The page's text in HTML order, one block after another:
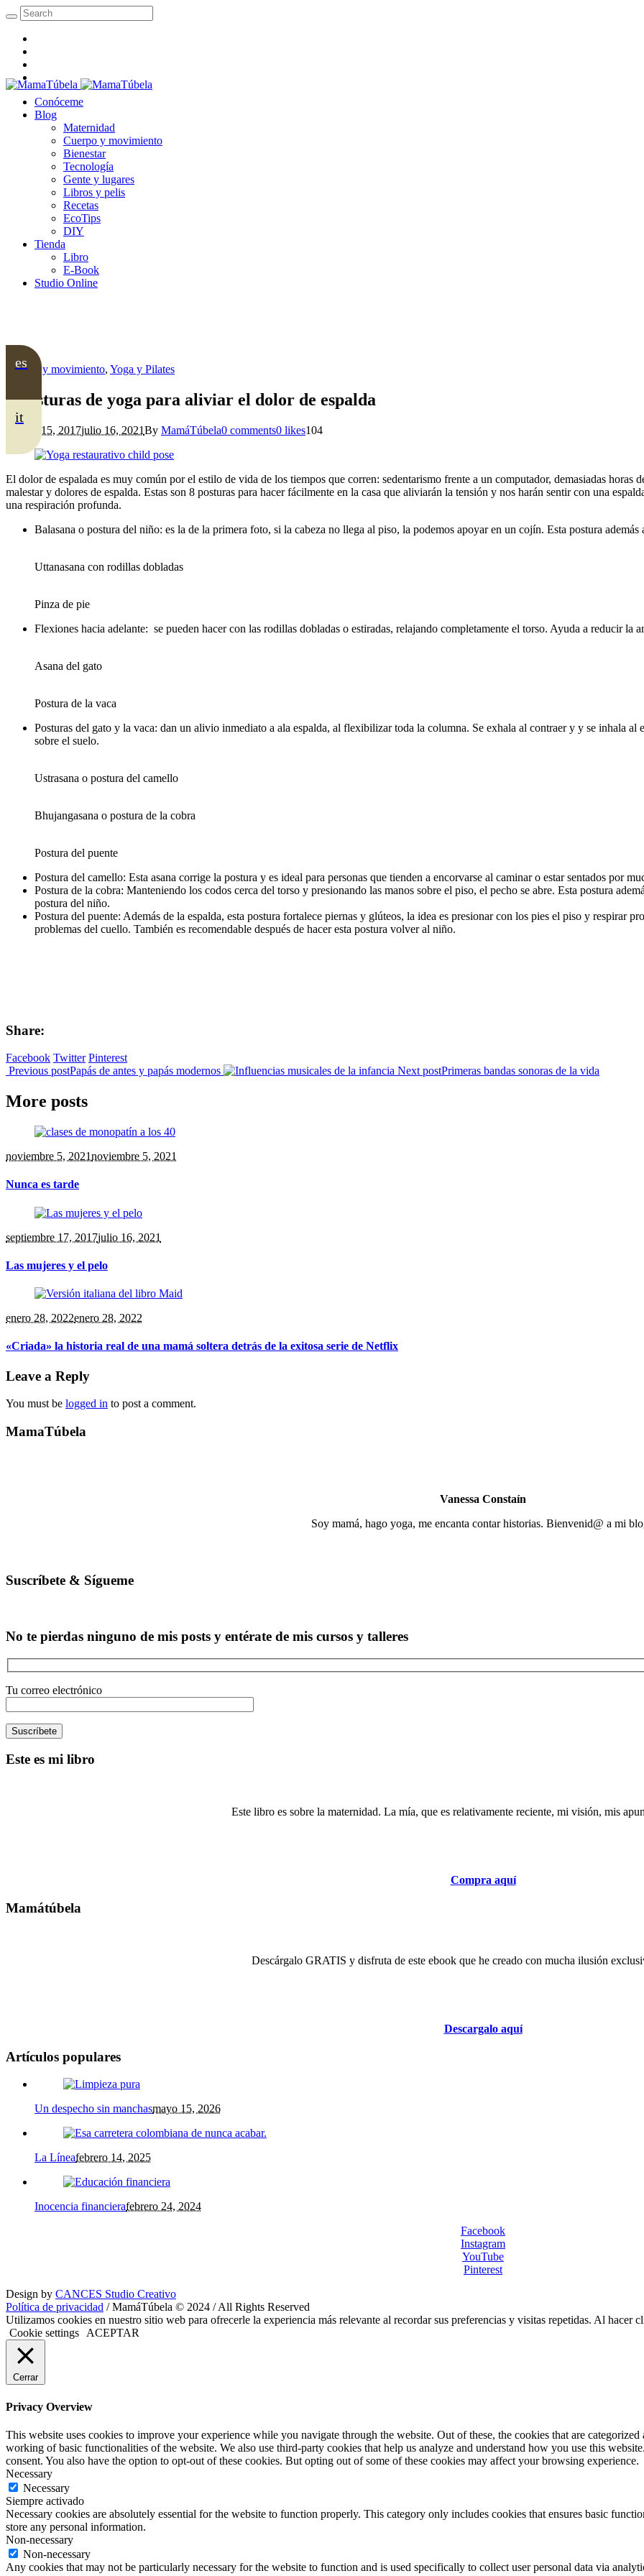
es
it
Conóceme
Blog
Maternidad
Cuerpo y movimiento
Bienestar
Tecnología
Gente y lugares
Libros y pelis
Recetas
EcoTips
DIY
Tienda
Libro
E-Book
Studio Online
Cuerpo y movimiento, Yoga y Pilates
8 posturas de yoga para aliviar el dolor de espalda
febrero 15, 2017julio 16, 2021By MamáTúbela0 comments0 likes104
El dolor de espalada es muy común por el estilo de vida de los tiempos que corren: sedentarismo frente a un computador, demasiadas horas
malestar y dolores de espalda. Estas son 8 posturas para hacer fácilmente en la casa que aliviarán la tensión y nos harán sentir con una
una respiración profunda.
Balasana o postura del niño: es la de la primera foto, si la cabeza no llega al piso, la podemos apoyar en un cojín. Esta postura además
Uttanasana con rodillas dobladas
Pinza de pie
Flexiones hacia adelante: se pueden hacer con las rodillas dobladas o estiradas, relajando completamente el torso. Ayuda a reducir la
Asana del gato
Postura de la vaca
Posturas del gato y la vaca: dan un alivio inmediato a ala espalda, al flexibilizar toda la columna. Se exhala al contraer y y se inhala
sobre el suelo.
Ustrasana o postura del camello
Bhujangasana o postura de la cobra
Postura del puente
Postura del camello: Esta asana corrige la postura y es ideal para personas que tienden a encorvarse al caminar o estar sentados por
Postura de la cobra: Manteniendo los codos cerca del torso y presionando las manos sobre el piso, el pecho se abre. Esta postura
postura del niño.
Postura del puente: Además de la espalda, esta postura fortalece piernas y glúteos, la idea es presionar con los pies el piso y respirar
problemas del cuello. También es recomendable después de hacer esta postura volver al niño.
Share:
Facebook Twitter Pinterest
Previous postPapás de antes y papás modernos Next postPrimeras bandas sonoras de la vida
More posts
noviembre 5, 2021noviembre 5, 2021
Nunca es tarde
septiembre 17, 2017julio 16, 2021
Las mujeres y el pelo
enero 28, 2022enero 28, 2022
«Criada» la historia real de una mamá soltera detrás de la exitosa serie de Netflix
Leave a Reply
You must be logged in to post a comment.
MamaTúbela
Vanessa Constaín
Soy mamá, hago yoga, me encanta contar historias. Bienvenid@ a mi
Suscríbete & Sígueme
No te pierdas ninguno de mis posts y entérate de mis cursos y talleres
Tu correo electrónico
Este es mi libro
Este libro es sobre la maternidad. La mía, que es relativamente reciente, mi visión, mis
Compra aquí
Mamátúbela
Descárgalo GRATIS y disfruta de este ebook que he creado con mucha ilusión
Descargalo aquí
Artículos populares
Un despecho sin manchasmayo 15, 2026
La Líneafebrero 14, 2025
Inocencia financierafebrero 24, 2024
Facebook
Instagram
YouTube
Pinterest
Design by CANCES Studio Creativo
Política de privacidad / MamáTúbela © 2024 / All Rights Reserved
Utilizamos cookies en nuestro sitio web para ofrecerle la experiencia más relevante al recordar sus preferencias y visitas repetidas. Al
Cookie settings
ACEPTAR
Cerrar
Privacy Overview
This website uses cookies to improve your experience while you navigate through the website. Out of these, the cookies that are categorized
working of basic functionalities of the website. We also use third-party cookies that help us analyze and understand how you use this
consent. You also have the option to opt-out of these cookies. But opting out of some of these cookies may affect your browsing experience.
Necessary
Necessary
Siempre activado
Necessary cookies are absolutely essential for the website to function properly. This category only includes cookies that ensures basic
store any personal information.
Non-necessary
Non-necessary
Any cookies that may not be particularly necessary for the website to function and is used specifically to collect user personal data via